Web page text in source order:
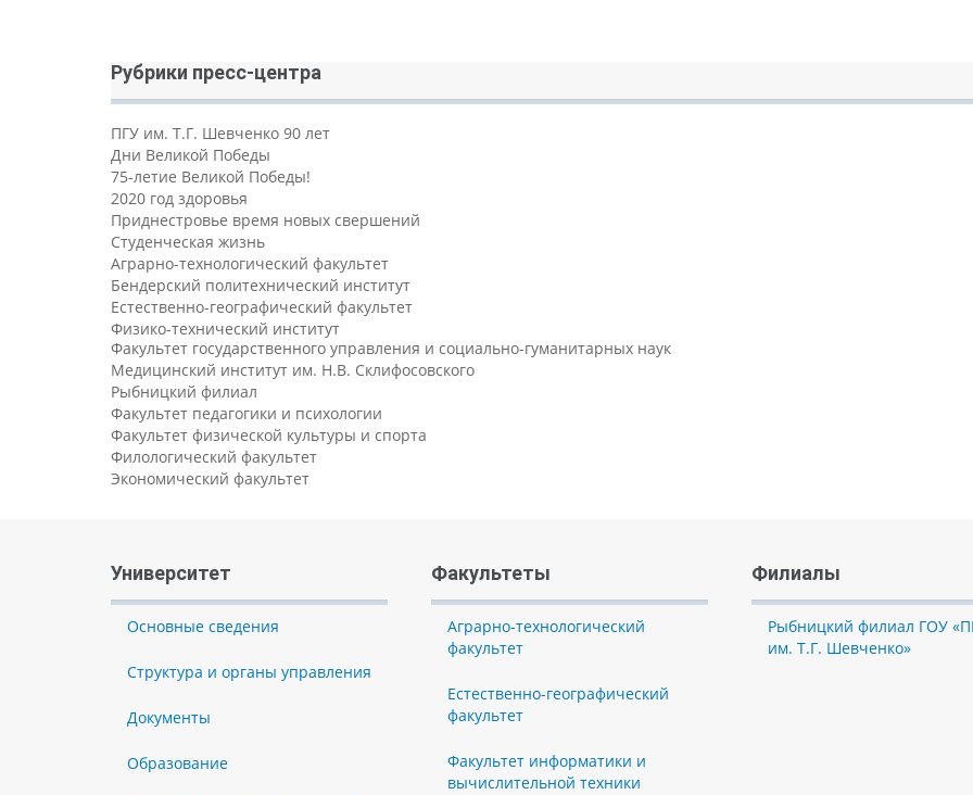
Рубрики пресс-центра
ПГУ им. Т.Г. Шевченко 90 лет
Дни Великой Победы
75-летие Великой Победы!
2020 год здоровья
Приднестровье время новых свершений
Студенческая жизнь
Аграрно-технологический факультет
Бендерский политехнический институт
Естественно-географический факультет
Физико-технический институт
Факультет государственного управления и социально-гуманитарных наук
Медицинский институт им. Н.В. Склифосовского
Рыбницкий филиал
Факультет педагогики и психологии
Факультет физической культуры и спорта
Филологический факультет
Экономический факультет
Университет
Основные сведения
Структура и органы управления
Документы
Образование
Факультеты
Аграрно-технологический
факультет
Естественно-географический
факультет
Факультет информатики и
вычислительной техники
Филиалы
Рыбницкий филиал ГОУ
им. Т.Г. Шевченко»